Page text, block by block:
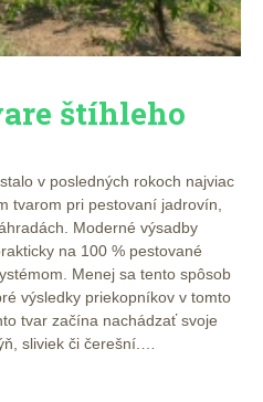
štíhleho
v posledných rokoch najviac
tvarom pri pestovaní jadrovín,
Moderné výsadby
na 100 % pestované
Menej sa tento spôsob
výsledky priekopníkov v tomto
tvar začína nachádzať svoje
sliviek či čerešní.…